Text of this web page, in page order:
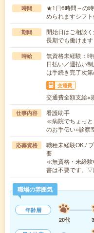
時間
★1日6時間～の
められますシフ
期間
開始日はご相談
長期でも働けます
時給
無資格未経験：
日払い／週払い
は手続き完了次第
交通費
交通費全額支給※
仕事内容
看護助手
≪病院でちょっ
のお手伝い○診察
応募資格
職種未経験OK /
要
≪無資格・未経
書は不要です。
職場の雰囲気
年齢層
20代